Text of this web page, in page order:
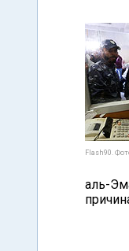
Flash90.
аль-